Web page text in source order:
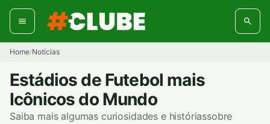
Pular
para
conteúdo
Home/Notícias
Estádios de Futebol mais
Icônicos do Mundo
Saiba mais algumas curiosidades e históriassobre